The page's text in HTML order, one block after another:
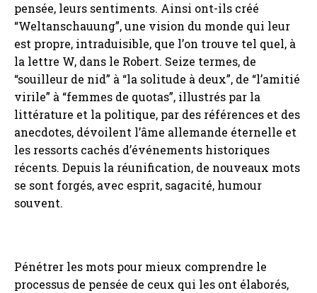
pensée, leurs sentiments. Ainsi ont-ils créé
“Weltanschauung”, une vision du monde qui leur
est propre, intraduisible, que l’on trouve tel quel, à
la lettre W, dans le Robert. Seize termes, de
“souilleur de nid” à “la solitude à deux”, de “l’amitié
virile” à “femmes de quotas”, illustrés par la
littérature et la politique, par des références et des
anecdotes, dévoilent l’âme allemande éternelle et
les ressorts cachés d’événements historiques
récents. Depuis la réunification, de nouveaux mots
se sont forgés, avec esprit, sagacité, humour
souvent.
Pénétrer les mots pour mieux comprendre le
processus de pensée de ceux qui les ont élaborés,